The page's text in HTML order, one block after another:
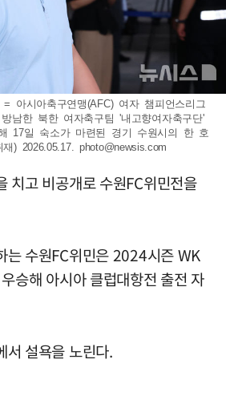
아시아축구연맹(AFC) 여자 챔피언스리그
남한 북한 여자축구팀 '내고향여자축구단'
17일 숙소가 마련된 경기 수원시의 한 호
) 2026.05.17. photo@newsis.com
치고 비공개로 수원FC위민전을
는 수원FC위민은 2024시즌 WK
승해 아시아 클럽대항전 출전 자
서 설욕을 노린다.